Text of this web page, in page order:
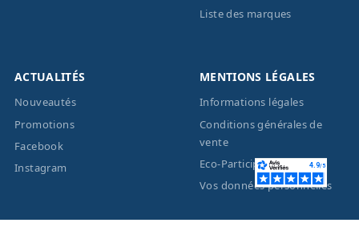
Liste des marques
ACTUALITÉS
Nouveautés
Promotions
Facebook
Instagram
MENTIONS LÉGALES
Informations légales
Conditions générales de
vente
Eco-Participation
Vos données personnelles